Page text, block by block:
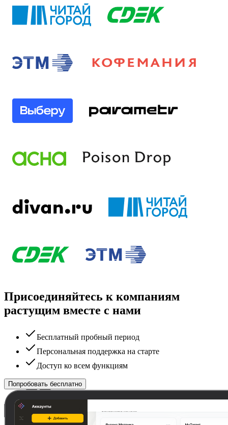
Присоединяйтесь к компаниям
растущим вместе с нами
Бесплатный пробный период
Персональная поддержка на старте
Доступ ко всем функциям
Попробовать бесплатно